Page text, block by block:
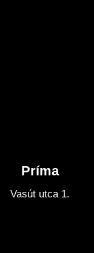
Príma
Vasút utca 1.